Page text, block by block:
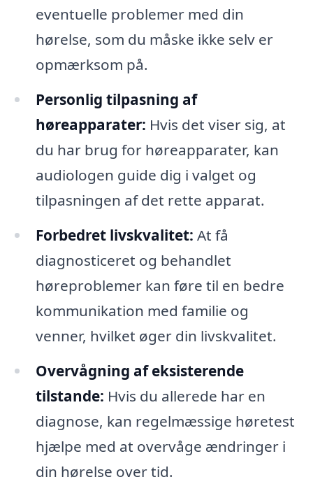
eventuelle problemer med din
hørelse, som du måske ikke selv er
opmærksom på.
Personlig tilpasning af
høreapparater: Hvis det viser sig, at
du har brug for høreapparater, kan
audiologen guide dig i valget og
tilpasningen af det rette apparat.
Forbedret livskvalitet: At få
diagnosticeret og behandlet
høreproblemer kan føre til en bedre
kommunikation med familie og
venner, hvilket øger din livskvalitet.
Overvågning af eksisterende
tilstande: Hvis du allerede har en
diagnose, kan regelmæssige høretest
hjælpe med at overvåge ændringer i
din hørelse over tid.